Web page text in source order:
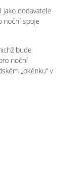
jako dodavatele
noční spoje
bude
noční
„okénku“ v